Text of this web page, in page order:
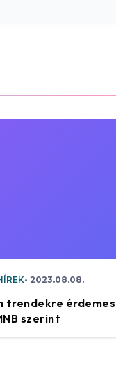
2023.08.08.
trendekre érdemes
szerint